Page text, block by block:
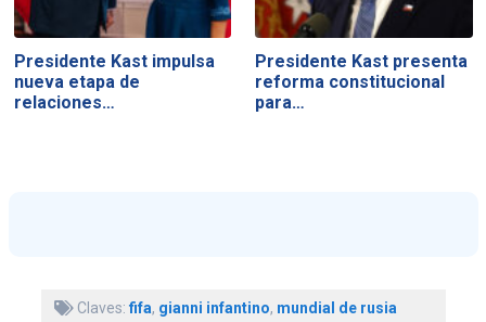
Presidente Kast impulsa
nueva etapa de
relaciones…
Presidente Kast presenta
reforma constitucional
para…
Claves: fifa, gianni infantino, mundial de rusia